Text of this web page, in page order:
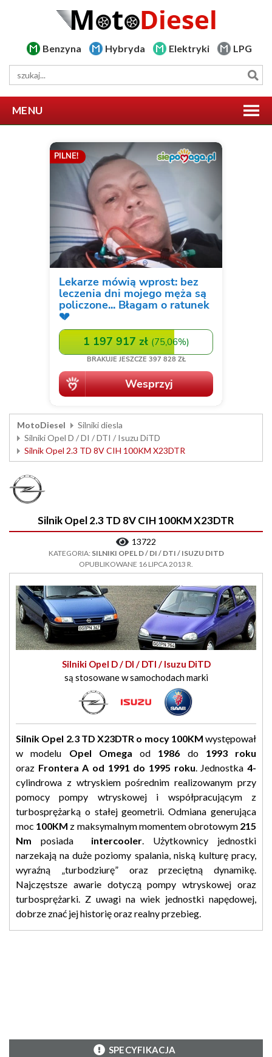
Benzyna Hybryda Elektryki LPG
MENU
MotoDiesel
Silniki diesla
Silniki Opel D / DI / DTI / Isuzu DiTD
Silnik Opel 2.3 TD 8V CIH 100KM X23DTR
Silnik Opel 2.3 TD 8V CIH 100KM X23DTR
13722
KATEGORIA: SILNIKI OPEL D / DI / DTI / ISUZU DITD
OPUBLIKOWANE 16 LIPCA 2013 R.
Silniki Opel D / DI / DTI / Isuzu DiTD
są stosowane w samochodach marki
Silnik Opel 2.3 TD X23DTR o mocy 100KM występował
w modelu Opel Omega od 1986 do1993 roku
oraz Frontera A od 1991 do 1995 roku . Jednostka4-
cylindrowa z wtryskiem pośrednim realizowanym przy
pomocy pompy wtryskowej i współpracującym z
turbosprężarką o stałej geometrii. Odmiana generująca
moc 100KM z maksymalnym momentem obrotowym215
Nm posiada intercooler . Użytkownicy jednostki
narzekają na duże poziomy spalania, niską kulturę pracy,
wyraźną „turbodziurę” oraz przeciętną dynamikę.
Najczęstsze awarie dotyczą pompy wtryskowej oraz
turbosprężarki. Z uwagi na wiek jednostki napędowej,
dobrze znać jej historię oraz realny przebieg.
SPECYFIKACJA